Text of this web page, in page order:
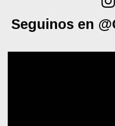
Seguinos en